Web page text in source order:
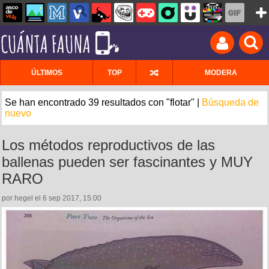
ÚLTIMOS TOP MODERA
Se han encontrado 39 resultados con "flotar" |
Búsqueda de
nuevo
Los métodos reproductivos de las
ballenas pueden ser fascinantes y MUY
RARO
por hegel el 6 sep 2017, 15:00